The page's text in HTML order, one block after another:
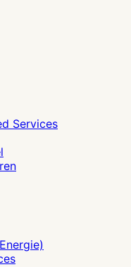
Services